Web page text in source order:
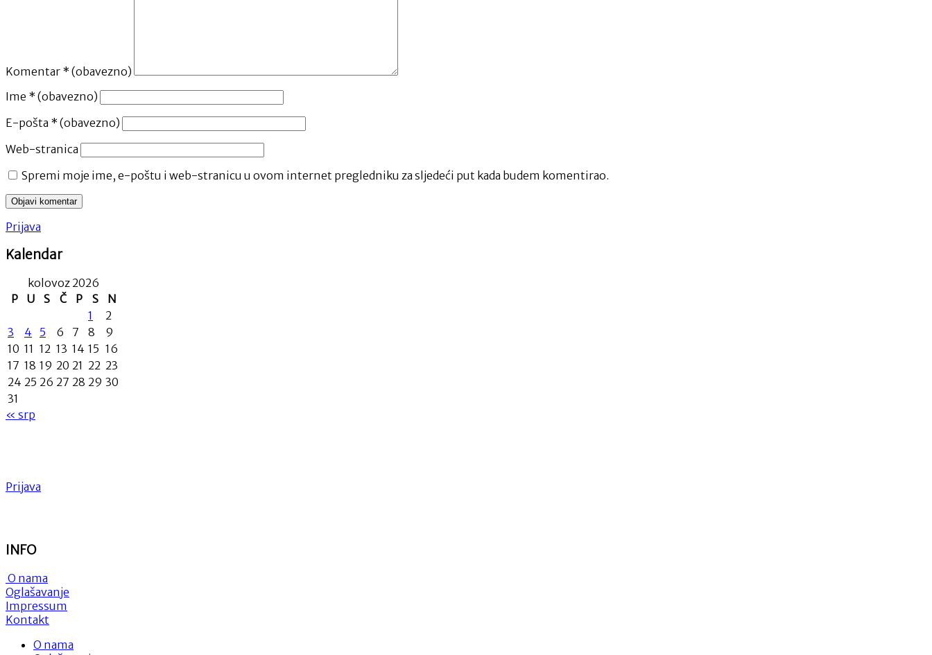
Komentar * (obavezno)
Ime * (obavezno)
E-pošta * (obavezno)
Web-stranica
Spremi moje ime, e-poštu i web-stranicu u ovom internet pregledniku za sljedeći put kada budem komentirao.
Prijava
Kalendar
kolovoz 2026
P
U S Č P S
N
1
2
3
4 5 6 7 8
9
10 11 12 13 14 15 16
17 18 19 20 21 22 23
24 25 26 27 28 29 30
31
« srp
Prijava
INFO
O nama
Oglašavanje
Impressum
Kontakt
O nama